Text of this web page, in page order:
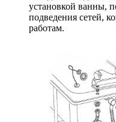
установкой ванны,
подведения сетей,
работам.